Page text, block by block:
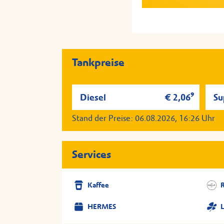
Serviervorschlag;
Serviervorschlag;
Tankpreise
Diesel € 2,069
Stand der Preise: 06.08.2026, 16:26 Uhr
Services
Kaffee
HERMES